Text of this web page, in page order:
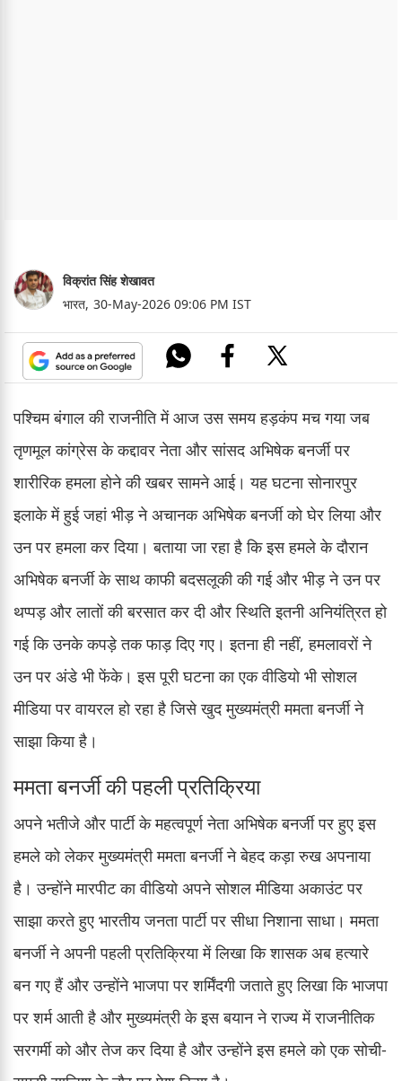
विक्रांत सिंह शेखावत
भारत, 30-May-2026 09:06 PM IST
पश्चिम बंगाल की राजनीति में आज उस समय हड़कंप मच गया जब
तृणमूल कांग्रेस के कद्दावर नेता और सांसद अभिषेक बनर्जी पर
शारीरिक हमला होने की खबर सामने आई। यह घटना सोनारपुर
इलाके में हुई जहां भीड़ ने अचानक अभिषेक बनर्जी को घेर लिया और
उन पर हमला कर दिया। बताया जा रहा है कि इस हमले के दौरान
अभिषेक बनर्जी के साथ काफी बदसलूकी की गई और भीड़ ने उन पर
थप्पड़ और लातों की बरसात कर दी और स्थिति इतनी अनियंत्रित हो
गई कि उनके कपड़े तक फाड़ दिए गए। इतना ही नहीं, हमलावरों ने
उन पर अंडे भी फेंके। इस पूरी घटना का एक वीडियो भी सोशल
मीडिया पर वायरल हो रहा है जिसे खुद मुख्यमंत्री ममता बनर्जी ने
साझा किया है।
ममता बनर्जी की पहली प्रतिक्रिया
अपने भतीजे और पार्टी के महत्वपूर्ण नेता अभिषेक बनर्जी पर हुए इस
हमले को लेकर मुख्यमंत्री ममता बनर्जी ने बेहद कड़ा रुख अपनाया
है। उन्होंने मारपीट का वीडियो अपने सोशल मीडिया अकाउंट पर
साझा करते हुए भारतीय जनता पार्टी पर सीधा निशाना साधा। ममता
बनर्जी ने अपनी पहली प्रतिक्रिया में लिखा कि शासक अब हत्यारे
बन गए हैं और उन्होंने भाजपा पर शर्मिंदगी जताते हुए लिखा कि भाजपा
पर शर्म आती है और मुख्यमंत्री के इस बयान ने राज्य में राजनीतिक
सरगर्मी को और तेज कर दिया है और उन्होंने इस हमले को एक सोची-